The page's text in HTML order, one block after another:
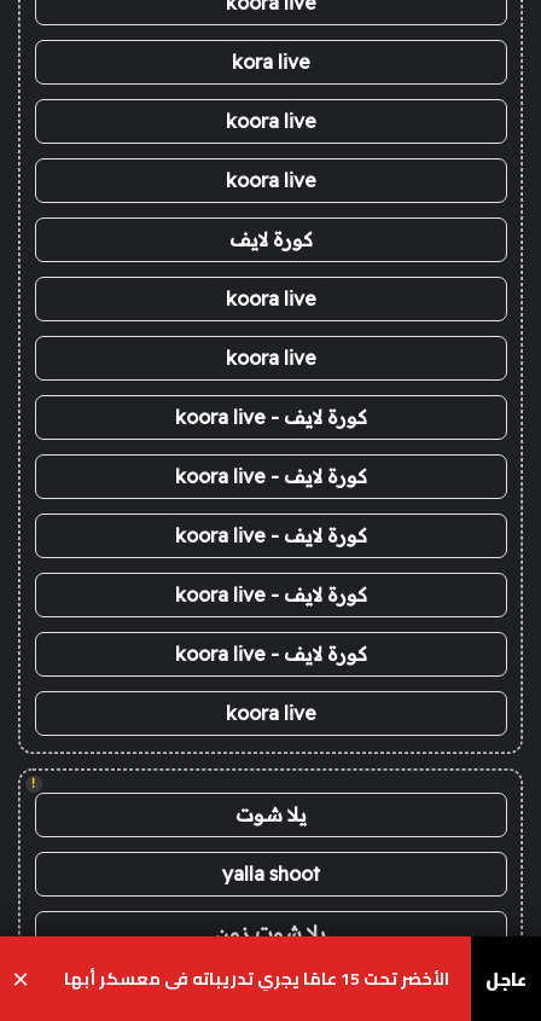
kora live
koora live
koora live
كورة لايف
koora live
koora live
كورة لايف - koora live
كورة لايف - koora live
كورة لايف - koora live
كورة لايف - koora live
كورة لايف - koora live
koora live
!
يلا شوت
yalla shoot
يلا شوت زون
يلا لايف عاجل الأخضر تحت 15 عامًا يجري تدريباته في معسكر أبها ×